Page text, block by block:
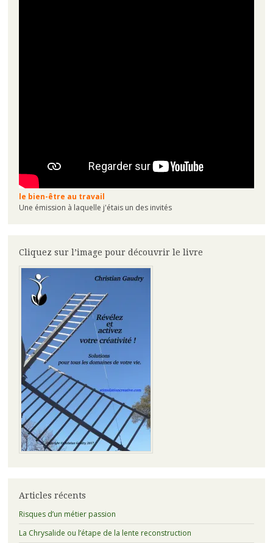
le bien-être au travail
Une émission à laquelle j'étais un des invités
Cliquez sur l’image pour découvrir le livre
Articles récents
Risques d’un métier passion
La Chrysalide ou l’étape de la lente reconstruction